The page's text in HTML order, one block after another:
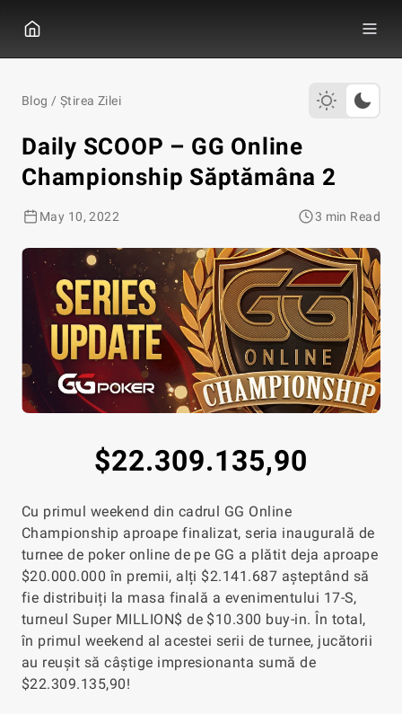
Blog / Știrea Zilei
Daily SCOOP – GG Online
Championship Săptămâna 2
May 10, 2022 3 min Read
$22.309.135,90
Cu primul weekend din cadrul GG Online
Championship aproape finalizat, seria inaugurală de
turnee de poker online de pe GG a plătit deja aproape
$20.000.000 în premii, alți $2.141.687 așteptând să
fie distribuiți la masa finală a evenimentului 17-S,
turneul Super MILLION$ de $10.300 buy-in. În total,
în primul weekend al acestei serii de turnee, jucătorii
au reușit să câștige impresionanta sumă de
$22.309.135,90!